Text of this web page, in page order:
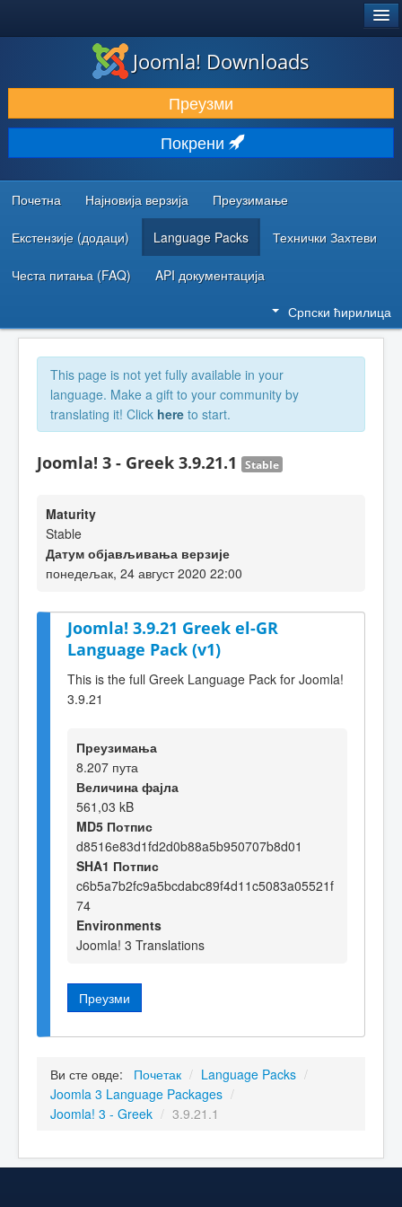
ПРЕУЗИМАЊЕ И ПРОШИРЕЊА (ЕКСТЕНЗИЈЕ)
ОТКРИЈТЕ И НАУЧИТЕ
ЗАЈЕДНИЦА И ПОДРШКА
РЕСУРСИ ЗА РАЗВОЈ
Joomla! Downloads
Преузми
Покрени
Почетна Најновија верзија Преузимање
Екстензије (додаци) Language Packs Технички Захтеви
Честа питања (FAQ) API документација
Српски ћирилица
This page is not yet fully available in your
language. Make a gift to your community by
translating it! Click here to start.
Joomla! 3 - Greek 3.9.21.1 Stable
Maturity
Stable
Датум објављивања верзије
понедељак, 24 август 2020 22:00
Joomla! 3.9.21 Greek el-GR
Language Pack (v1)
This is the full Greek Language Pack for Joomla!
3.9.21
Преузимања
8.207 пута
Величина фајла
561,03 kB
MD5 Потпис
d8516e83d1fd2d0b88a5b950707b8d01
SHA1 Потпис
c6b5a7b2fc9a5bcdabc89f4d11c5083a05521f
74
Environments
Joomla! 3 Translations
Преузми
Ви сте овде: Почетак / Language Packs /
Joomla 3 Language Packages /
Joomla! 3 - Greek / 3.9.21.1